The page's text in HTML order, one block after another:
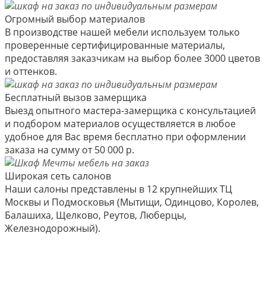
Огромный выбор материалов
В производстве нашей мебели используем только
проверенные сертифицированные материалы,
предоставляя заказчикам на выбор более 3000 цветов
и оттенков.
Бесплатный вызов замерщика
Выезд опытного мастера-замерщика с консультацией
и подбором материалов осуществляется в любое
удобное для Вас время бесплатно при оформлении
заказа на сумму от 50 000 р.
Широкая сеть салонов
Наши салоны представлены в 12 крупнейших ТЦ
Москвы и Подмосковья (Мытищи, Одинцово, Королев,
Балашиха, Щелково, Реутов, Люберцы,
Железнодорожный).